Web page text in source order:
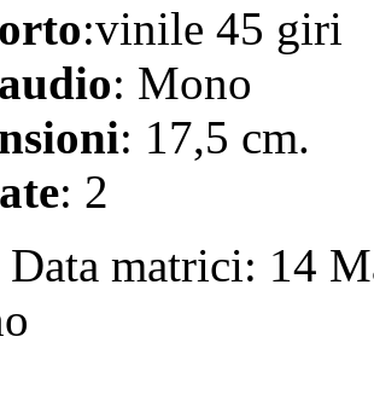
:vinile 45 giri
: Mono
: 17,5 cm.
: 2
Data matrici: 14